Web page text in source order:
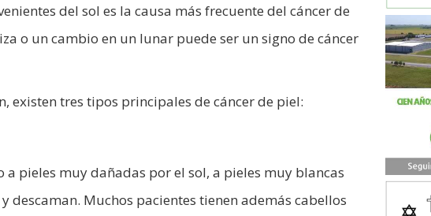
del sol es la causa más frecuente del cáncer de
o un cambio en un lunar puede ser un signo de cáncer
existen tres tipos principales de cáncer de piel:
a pieles muy dañadas por el sol, a pieles muy blancas
descaman. Muchos pacientes tienen además cabellos